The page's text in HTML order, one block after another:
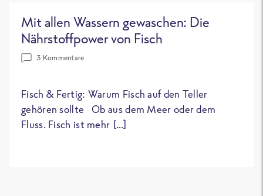
Mit allen Wassern gewaschen: Die
Nährstoffpower von Fisch
3 Kommentare
Fisch & Fertig: Warum Fisch auf den Teller
gehören sollte Ob aus dem Meer oder dem
Fluss. Fisch ist mehr […]